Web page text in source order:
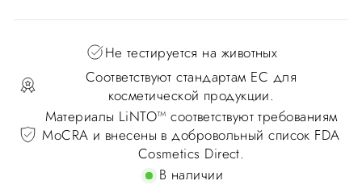
Не тестируется на животных
Соответствуют стандартам ЕС для
косметической продукции.
Материалы LiNTO™ соответствуют требованиям
MoCRA и внесены в добровольный список FDA
Cosmetics Direct.
В наличии